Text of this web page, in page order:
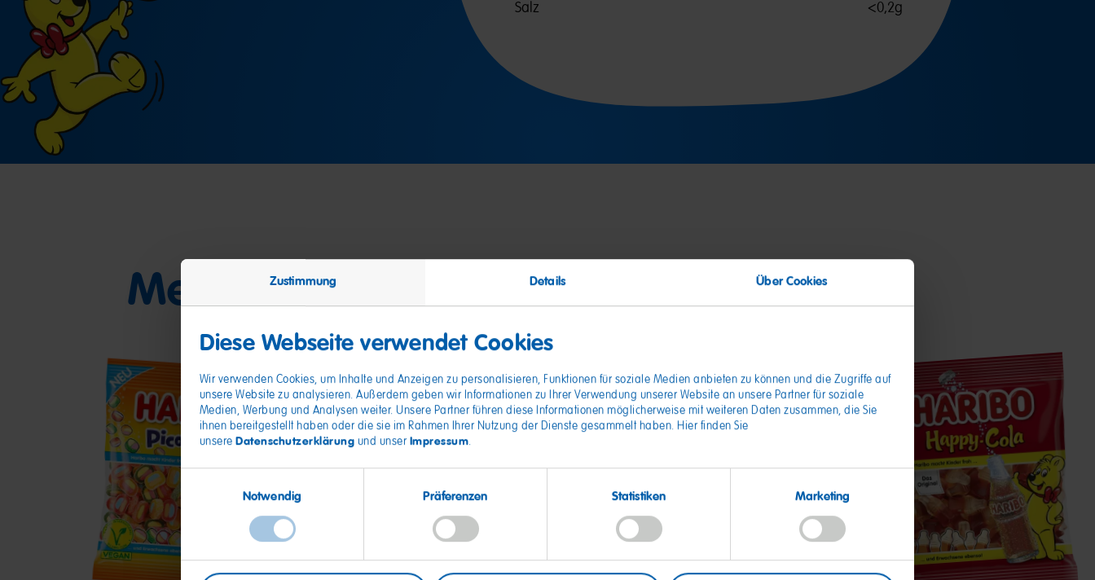
Zustimmung Details Über Cookies
Diese Webseite verwendet Cookies
Wir verwenden Cookies, um Inhalte und Anzeigen zu personalisieren, Funktionen für soziale Medien anbieten zu können und die Zugriffe auf
unsere Website zu analysieren. Außerdem geben wir Informationen zu Ihrer Verwendung unserer Website an unsere Partner für soziale
Medien, Werbung und Analysen weiter. Unsere Partner führen diese Informationen möglicherweise mit weiteren Daten zusammen, die Sie
ihnen bereitgestellt haben oder die sie im Rahmen Ihrer Nutzung der Dienste gesammelt haben. Hier finden Sie
unsere Datenschutzerklärung und unser Impressum.
Notwendig Präferenzen Statistiken Marketing
Salz <0,2g
Meine Freunde
Pico-
Balla
Sauer
Cherries
Happy-